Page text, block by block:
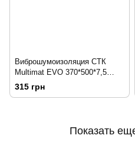
Виброшумоизоляция СТК
Multimat EVO 370*500*7,5
204143
315 грн
Показать